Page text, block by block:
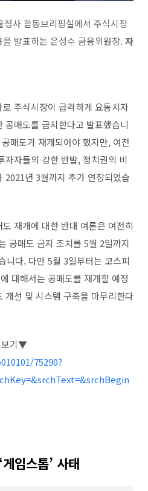
사 합동브리핑실에서 주식시장
발표하는 은성수 금융위원장. 자
로 주식시장이 급격하게 요동치자
공매도를 금지한다고 발표했습니
매도가 재개되어야 했지만, 여전
자자들의 강한 반발, 정치권의 비
2021년 3월까지 추가 연장되었습
재개에 대한 반대 여론은 여전히
공매도 금지 조치를 5월 2일까지
니다. 다만 5월 3일부터는 코스피
대해서는 공매도를 재개할 예정
개선 및 시스템 구축을 마무리한다
기▼
75290?
게임스톱’ 사태